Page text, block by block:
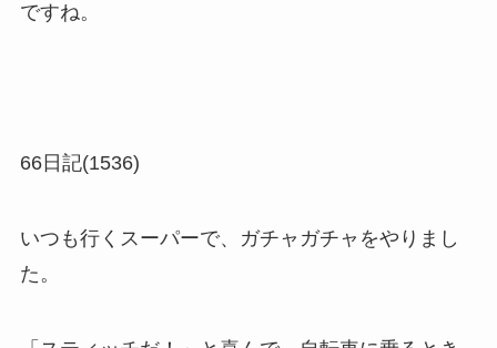
ですね。
66日記(1536)
いつも行くスーパーで、ガチャガチャをやりまし
た。